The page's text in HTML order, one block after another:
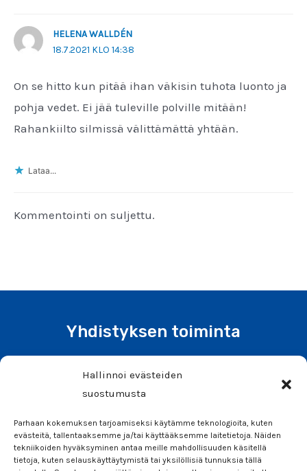
Hallinnoi evästeiden
suostumusta
Parhaan kokemuksen tarjoamiseksi käytämme teknologioita, kuten
evästeitä, tallentaaksemme ja/tai käyttääksemme laitetietoja. Näiden
tekniikoiden hyväksyminen antaa meille mahdollisuuden käsitellä
tietoja, kuten selauskäyttäytymistä tai yksilöllisiä tunnuksia tällä
HELENA WALLDÉN
18.7.2021 KLO 14:38
On se hitto kun pitää ihan väkisin tuhota luonto ja
pohja vedet. Ei jää tuleville polville mitään!
Rahankiilto silmissä välittämättä yhtään.
Lataa...
Kommentointi on suljettu.
Yhdistyksen toiminta
Liity jäseneksi tai tee lahjoitus
Tiedotteet ja uutiset
Info
Säännöt